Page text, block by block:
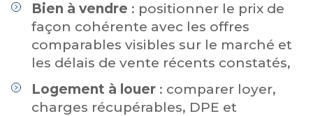
Bien à vendre : positionner le prix de
façon cohérente avec les offres
comparables visibles sur le marché et
les délais de vente récents constatés,
Logement à louer : comparer loyer,
charges récupérables, DPE et